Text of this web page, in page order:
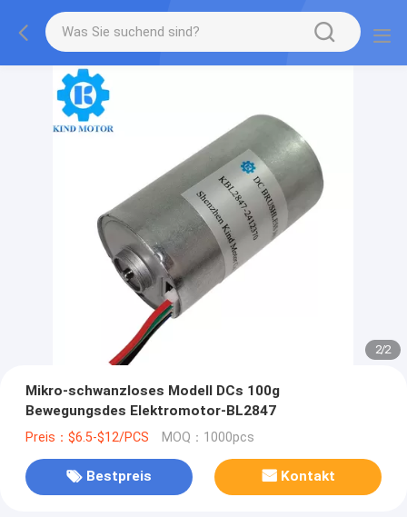
2/2
Mikro-schwanzloses Modell DCs 100g
Bewegungsdes Elektromotor-BL2847
Preis：$6.5-$12/PCS MOQ：1000pcs
Bestpreis Kontakt